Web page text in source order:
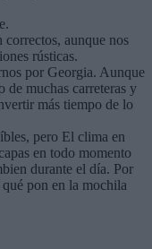
correctos, aunque nos
rústicas.
por Georgia. Aunque
de muchas carreteras y
más tiempo de lo
pero El clima en
en todo momento
durante el día. Por
pon en la mochila